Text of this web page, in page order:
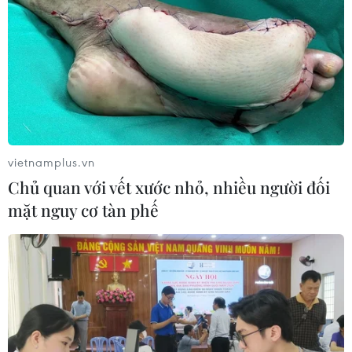
Đẩy nhanh tiến độ cao tốc CT.07
đoạn Hà Nội-Thái Nguyên-Chợ Mới
10/08/2026 11:29
Quảng Ngãi tăng tốc hoàn thành 4
trường nội trú vùng biên trước 25/8
10/08/2026 11:21
Phát triển Đại học Quốc gia Hà Nội
thành đại học tinh hoa, thuộc nhóm
hàng đầu châu Á
10/08/2026 11:21
vietnamplus.vn
Chủ quan với vết xước nhỏ, nhiều người đối
mặt nguy cơ tàn phế